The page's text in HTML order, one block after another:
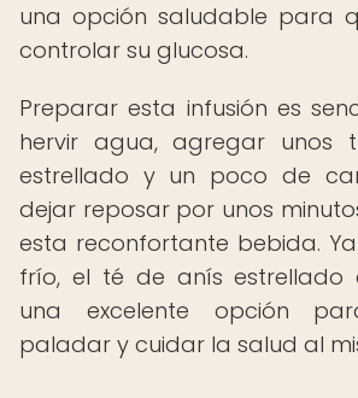
una opción saludable para
controlar su glucosa.
Preparar esta infusión es
hervir agua, agregar unos
estrellado y un poco de
dejar reposar por unos
esta reconfortante bebida.
frío, el té de anís estrellado
una excelente opción
paladar y cuidar la salud al